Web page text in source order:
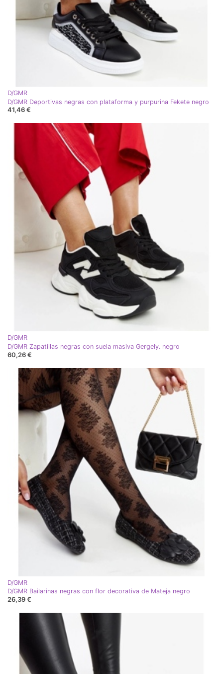
D/GMR
D/GMR Deportivas negras con plataforma y purpurina Fekete negro
41,46 €
D/GMR
D/GMR Zapatillas negras con suela masiva Gergely. negro
60,26 €
D/GMR
D/GMR Bailarinas negras con flor decorativa de Mateja negro
26,39 €